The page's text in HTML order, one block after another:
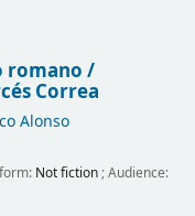
romano /
Correa
Alonso
Not fiction; Audience: